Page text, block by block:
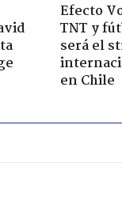
Efecto
TNT y
será el
en Chile